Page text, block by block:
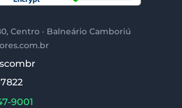
Centro · Balneário Camboriú
7822
9001